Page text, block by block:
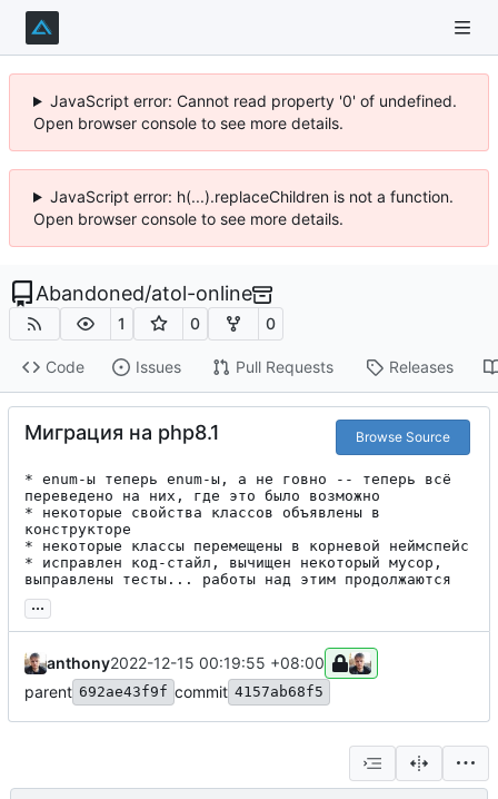
JavaScript error: Cannot read property '0' of undefined.
Open browser console to see more details.
JavaScript error: h(...).replaceChildren is not a function.
Open browser console to see more details.
Abandoned/atol-online
1 0 0
Code Issues Pull Requests Releases
Миграция на php8.1 Browse Source
* enum-ы теперь enum-ы, а не говно -- теперь всё
переведено на них, где это было возможно
* некоторые свойства классов объявлены в
конструкторе
* некоторые классы перемещены в корневой неймспейс
* исправлен код-стайл, вычищен некоторый мусор,
выправлены тесты... работы над этим продолжаются
...
anthony2022-12-15 00:19:55 +08:00
parent 692ae43f9f commit 4157ab68f5